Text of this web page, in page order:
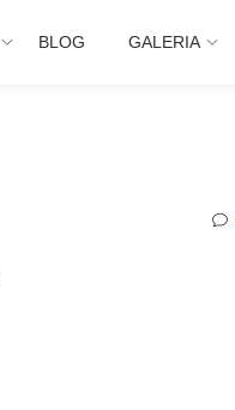
BLOG GALERIA